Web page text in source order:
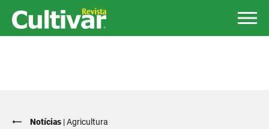
Notícias |Agricultura